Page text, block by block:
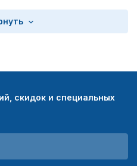
скидок и специальных